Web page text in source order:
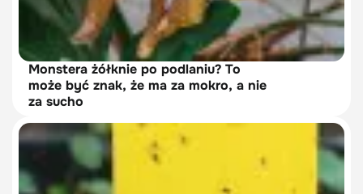
Monstera żółknie po podlaniu? To
może być znak, że ma za mokro, a nie
za sucho